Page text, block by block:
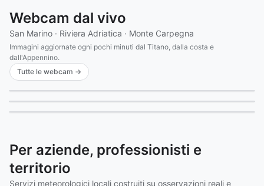
RAVENNA
PESARO
FANO
FIRENZE
Webcam dal vivo
San Marino · Riviera Adriatica · Monte Carpegna
Immagini aggiornate ogni pochi minuti dal Titano, dalla costa e
dall'Appennino.
Tutte le webcam →
in diretta
33°
Il Titano in tempo reale
San Marino Città · 670 m · vista O
in diretta
31°
Costa e Adriatico in diretta
Per aziende, professionisti e
territorio
Servizi meteorologici locali costruiti su osservazioni reali e